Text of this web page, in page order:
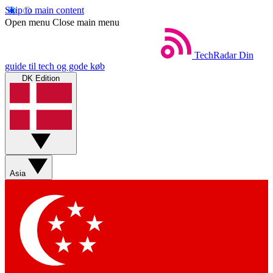
Skip to main content
Open menu Close main menu
TechRadar Din
guide til tech og gode køb
DK Edition
Asia